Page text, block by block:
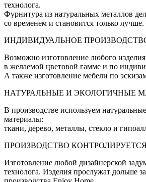
технолога.
Фурнитура из натуральных металлов
со временем и становится только лучше.
ИНДИВИДУАЛЬНОЕ
Возможно изготовление любого изделия
в желаемой цветовой гамме и по
А также изготовление мебели по
НАТУРАЛЬНЫЕ И ЭКОЛОГИЧНЫЕ
В производстве используем
материалы:
ткани, дерево, металлы, стекло и
ПРОИЗВОДСТВО
Изготовление любой дизайнерской
технолога. Изделия прослужат дольше